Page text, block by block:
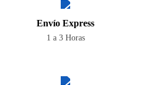
Envío Express
1 a 3 Horas